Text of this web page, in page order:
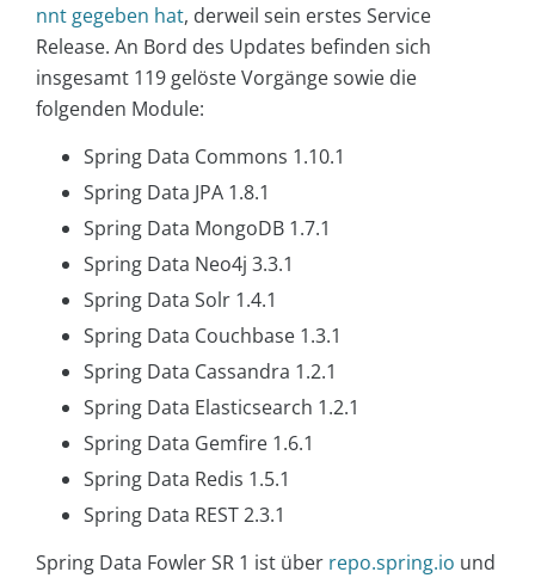
nnt gegeben hat, derweil sein erstes Service
Release. An Bord des Updates befinden sich
insgesamt 119 gelöste Vorgänge sowie die
folgenden Module:
Spring Data Commons 1.10.1
Spring Data JPA 1.8.1
Spring Data MongoDB 1.7.1
Spring Data Neo4j 3.3.1
Spring Data Solr 1.4.1
Spring Data Couchbase 1.3.1
Spring Data Cassandra 1.2.1
Spring Data Elasticsearch 1.2.1
Spring Data Gemfire 1.6.1
Spring Data Redis 1.5.1
Spring Data REST 2.3.1
Spring Data Fowler SR 1 ist über repo.spring.io und